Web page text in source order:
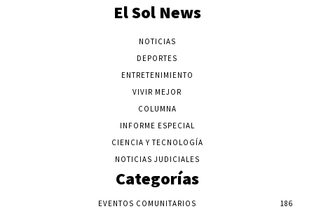
El Sol News
NOTICIAS
DEPORTES
ENTRETENIMIENTO
VIVIR MEJOR
COLUMNA
INFORME ESPECIAL
CIENCIA Y TECNOLOGÍA
NOTICIAS JUDICIALES
Categorías
EVENTOS COMUNITARIOS
186